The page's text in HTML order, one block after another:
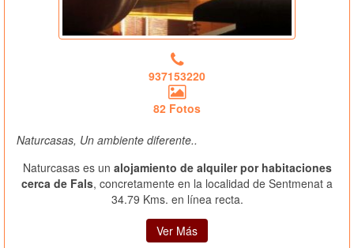
937153220
82 Fotos
Naturcasas, Un ambiente diferente..
Naturcasas es un alojamiento de alquiler por habitaciones
cerca de Fals, concretamente en la localidad de Sentmenat a
34.79 Kms. en línea recta.
Ver Más